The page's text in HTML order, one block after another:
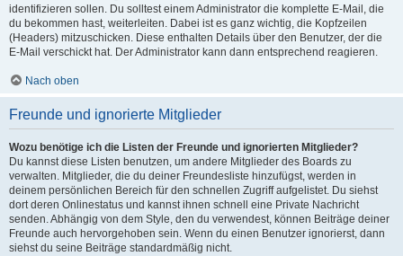
identifizieren sollen. Du solltest einem Administrator die komplette E-Mail, die
du bekommen hast, weiterleiten. Dabei ist es ganz wichtig, die Kopfzeilen
(Headers) mitzuschicken. Diese enthalten Details über den Benutzer, der die
E-Mail verschickt hat. Der Administrator kann dann entsprechend reagieren.
Nach oben
Freunde und ignorierte Mitglieder
Wozu benötige ich die Listen der Freunde und ignorierten Mitglieder?
Du kannst diese Listen benutzen, um andere Mitglieder des Boards zu
verwalten. Mitglieder, die du deiner Freundesliste hinzufügst, werden in
deinem persönlichen Bereich für den schnellen Zugriff aufgelistet. Du siehst
dort deren Onlinestatus und kannst ihnen schnell eine Private Nachricht
senden. Abhängig von dem Style, den du verwendest, können Beiträge deiner
Freunde auch hervorgehoben sein. Wenn du einen Benutzer ignorierst, dann
siehst du seine Beiträge standardmäßig nicht.